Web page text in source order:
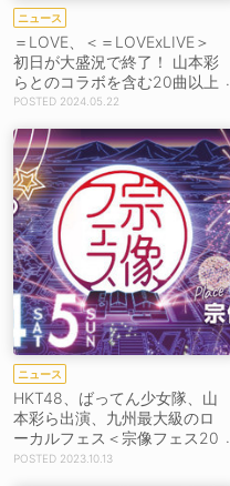
ニュース
＝LOVE、＜＝LOVExLIVE＞
初日が大盛況で終了！ 山本彩
らとのコラボを含む20曲以上
を披露 2024.05.22
ニュース
HKT48、ばってん少女隊、山
本彩ら出演、九州最大級のロ
ーカルフェス＜宗像フェス20
23＞開催！
2023.10.13